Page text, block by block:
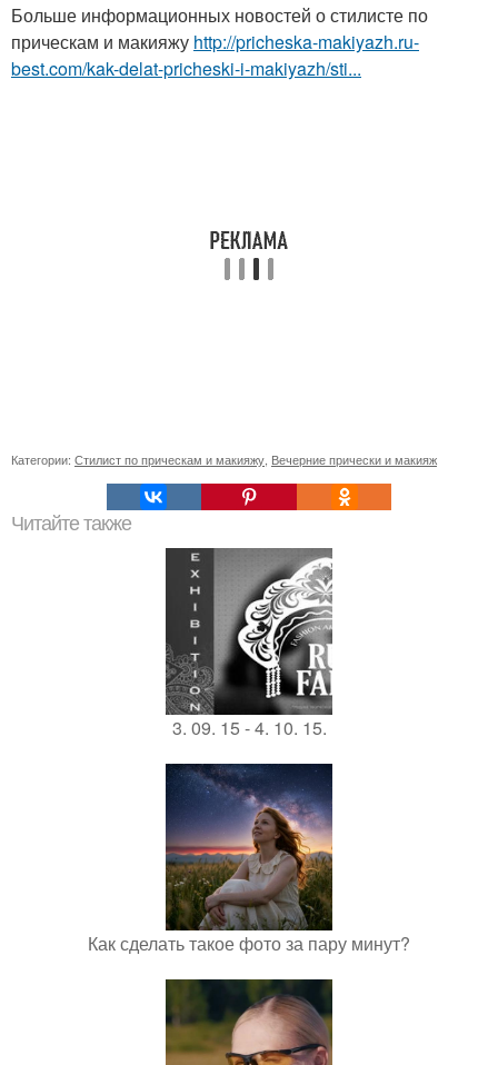
Больше информационных новостей о стилисте по
прическам и макияжу http://pricheska-makiyazh.ru-
best.com/kak-delat-pricheski-i-makiyazh/sti...
Категории: Стилист по прическам и макияжу Вечерние прически и макияж
Читайте также
3. 09. 15 - 4. 10. 15.
Как сделать такое фото за пару минут?